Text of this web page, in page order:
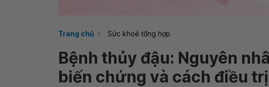
Trang chủ Sức khoẻ tổng hợp
Bệnh thủy đậu: Nguyên
biến chứng và cách điều trị